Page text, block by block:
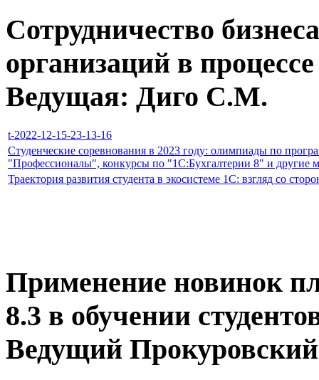
Сотрудничество
организаций в
Ведущая: Диго С.М.
t-2022-12-15-23-13-16
Студенческие соревнования в 2023 году: олимпиады по
"Профессионалы", конкурсы по "1С:Бухгалтерии 8" и другие
Траектория развития студента в экосистеме 1С: взгляд со
Применение новинок
8.3 в обучении
Ведущий